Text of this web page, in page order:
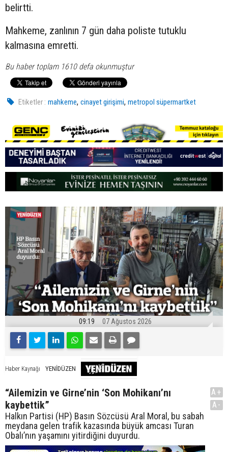
belirtti.
Mahkeme, zanlının 7 gün daha poliste tutuklu
kalmasına emretti.
Bu haber toplam 1610 defa okunmuştur
Etiketler : mahkeme,cinayet girişimi,metropol süpermartket
09:19 07 Ağustos 2026
Haber Kaynağı YENİDÜZEN
“Ailemizin ve Girne’nin ‘Son Mohikanı’nı
kaybettik”
Halkın Partisi (HP) Basın Sözcüsü Aral Moral, bu sabah
meydana gelen trafik kazasında büyük amcası Turan
Obalı’nın yaşamını yitirdiğini duyurdu.
A+
A-